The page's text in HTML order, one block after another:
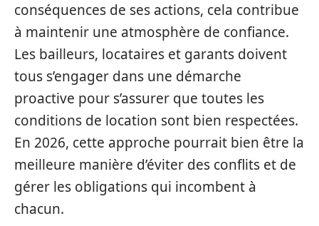
conséquences de ses actions, cela contribue
à maintenir une atmosphère de confiance.
Les bailleurs, locataires et garants doivent
tous s’engager dans une démarche
proactive pour s’assurer que toutes les
conditions de location sont bien respectées.
En 2026, cette approche pourrait bien être la
meilleure manière d’éviter des conflits et de
gérer les obligations qui incombent à
chacun.